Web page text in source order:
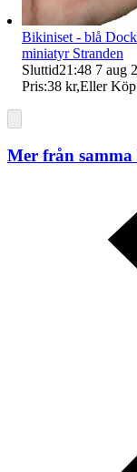
Bikiniset - blå
miniatyr Stranden
Sluttid21:48 7 aug
Pris:38 kr,Eller
Mer från